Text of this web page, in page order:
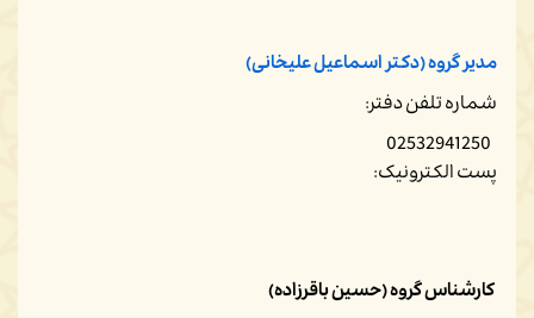
مدیر گروه (دکتر اسماعیل علیخانی)
شماره تلفن دفتر:
پست الکترونیک:
کارشناس گروه(حسین باقرزاده)